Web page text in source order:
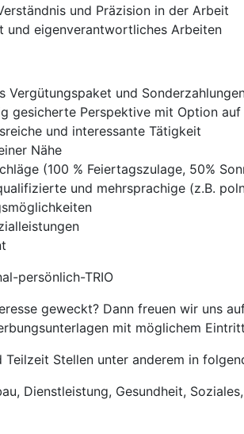
und Präzision in der Arbeit
und eigenverantwortliches Arbeiten
Vergütungspaket und
gesicherte Perspektive mit Option auf
und interessante Tätigkeit
Nähe
(100 % Feiertagszulage, 50%
und mehrsprachige (z.B.
persönlich-TRIO
geweckt? Dann freuen wir uns
mit möglichem
Stellen unter anderem in
Dienstleistung, Gesundheit,